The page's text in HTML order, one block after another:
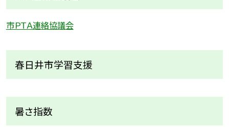
市ＰＴＡ連絡協議会
春日井市学習支援
暑さ指数